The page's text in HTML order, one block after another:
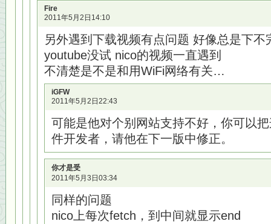
Fire
2011年5月2日14:10
另外遇到下载视频有点问题 好像总是下不
youtube没试 nico的视频一直遇到
不清楚是不是和用WiFi网络有关…
iGFW
2011年5月2日22:43
可能是他对个别网站支持不好，你可以
件开发者，请他在下一版中修正。
你才是受
2011年5月3日03:34
同样的问题
nico上每次fetch，到中间就显示end